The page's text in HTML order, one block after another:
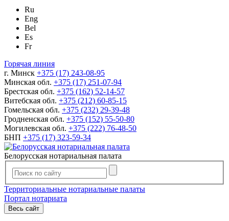
Ru
Eng
Bel
Es
Fr
Горячая линия
г. Минск +375 (17) 243-08-95
Минская обл. +375 (17) 251-07-94
Брестская обл. +375 (162) 52-14-57
Витебская обл. +375 (212) 60-85-15
Гомельская обл. +375 (232) 29-39-48
Гродненская обл. +375 (152) 55-50-80
Могилевская обл. +375 (222) 76-48-50
БНП +375 (17) 323-59-34
Белорусская нотариальная палата
Территориальные нотариальные палаты
Портал нотариата
Весь сайт